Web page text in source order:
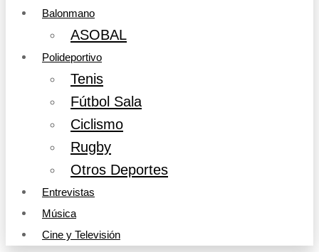
Balonmano
ASOBAL
Polideportivo
Tenis
Fútbol Sala
Ciclismo
Rugby
Otros Deportes
Entrevistas
Música
Cine y Televisión